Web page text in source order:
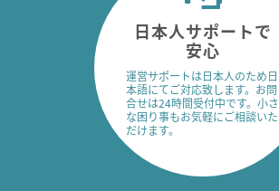
日本人サポートで
安心
運営サポートは日本人のため日
本語にてご対応致します。お問
合せは24時間受付中です。小さ
な困り事もお気軽にご相談いた
だけます。